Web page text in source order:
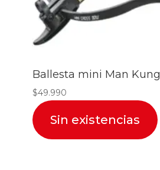
Ballesta mini Man Kung
$49.990
Sin existencias